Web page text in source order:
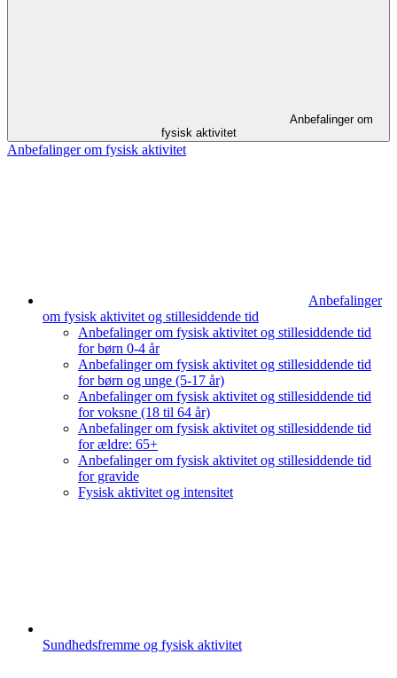
Anbefalinger om
fysisk aktivitet
Anbefalinger om fysisk aktivitet
Anbefalinger
om fysisk aktivitet og stillesiddende tid
Anbefalinger om fysisk aktivitet og stillesiddende tid
for børn 0-4 år
Anbefalinger om fysisk aktivitet og stillesiddende tid
for børn og unge (5-17 år)
Anbefalinger om fysisk aktivitet og stillesiddende tid
for voksne (18 til 64 år)
Anbefalinger om fysisk aktivitet og stillesiddende tid
for ældre: 65+
Anbefalinger om fysisk aktivitet og stillesiddende tid
for gravide
Fysisk aktivitet og intensitet
Sundhedsfremme og fysisk aktivitet